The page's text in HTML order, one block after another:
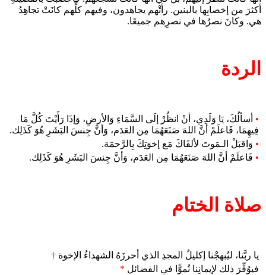
أكثرَ من إخصابِها بالبنين. رأتْهم يجاهدون، وفيهم كلِّهم كانَتْ تجاهِدُ
هي. وكانَ نصرُها في نصرِهم جميعًا.
الردة
• أسألُكَ، يَا وَلَدِي، أنْ انظُرْ إلَى السَّمَاءِ وَالأرضِ، وَإذَا رَأَيْتَ كُلَّ مَا
فِيهِمَا، فَاعلَمْ أنَّ اللهَ صَنَعَهُمَا مِن العَدَم، وَأنَّ جِنسَ البَشَرِ هُوَ كَذَلِك.
• وَاقبَلْ الـمَوتَ لألقَاكَ مَع إخوَتِكَ بِالرَّحمَة.
• فَاعلَمْ أنَّ اللهَ صَنَعَهُمَا مِن العَدَم، وَأنَّ جِنسَ البَشَرِ هُوَ كَذَلِك.
صلاة الختام
يا ربَّنا، ليُبهجْنا إكليلُ المجدِ الذي أحرزَهُ الشهداءُ الإخوة †
فيوُفِّرَ ذلك لإيمانِنا نُموًّا في الفضائل *